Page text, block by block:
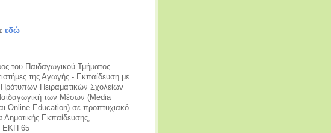
εδώ
του Παιδαγωγικού Τμήματος
της Αγωγής - Εκπαίδευση με
Πειραματικών Σχολείων
των Μέσων (Media
Online Education) σε προπτυχιακό
Εκπαίδευσης,
ΕΚΠ 65